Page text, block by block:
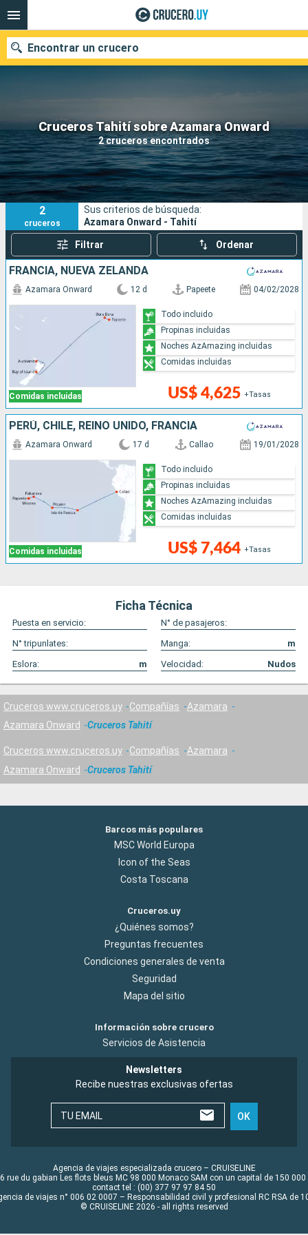
Cruceros Tahití sobre Azamara Onward
2 cruceros encontrados
Encontrar un crucero
Nuestros destinos
Fecha de salida
Puertos Compañías
Buscar
2
cruceros
Sus criterios de búsqueda:
Azamara Onward - Tahití
Filtrar Ordenar
FRANCIA, NUEVA ZELANDA
Comidas incluidas
Azamara Onward 12 d Papeete 04/02/2028
US$ 4,625 +Tasas
Todo incluido
Propinas incluidas
Noches AzAmazing incluidas
Comidas incluidas
PERÚ, CHILE, REINO UNIDO, FRANCIA
Comidas incluidas
Azamara Onward 17 d Callao 19/01/2028
US$ 7,464 +Tasas
Todo incluido
Propinas incluidas
Noches AzAmazing incluidas
Comidas incluidas
Ficha Técnica
Puesta en servicio:
N° de pasajeros:
N° tripunlates:
Manga:
m
Eslora:
m Velocidad: Nudos
Cruceros www.cruceros.uy Compañías
Azamara
Azamara Onward
Cruceros Tahití
Cruceros www.cruceros.uy Compañías
Azamara
Azamara Onward
Cruceros Tahití
Barcos más populares
MSC World Europa
Icon of the Seas
Costa Toscana
Cruceros.uy
¿Quiénes somos?
Preguntas frecuentes
Condiciones generales de venta
Seguridad
Mapa del sitio
Información sobre crucero
Servicios de Asistencia
Newsletters
Recibe nuestras exclusivas ofertas
TU EMAIL OK
Agencia de viajes especializada crucero – CRUISELINE
rue du gabian Les flots bleus MC 98 000 Monaco SAM con un capital de 150 000
contact tel : (00) 377 97 97 84 50
de viajes n° 006 02 0007 – Responsabilidad civil y profesional RC RSA de
© CRUISELINE 2026 - all rights reserved